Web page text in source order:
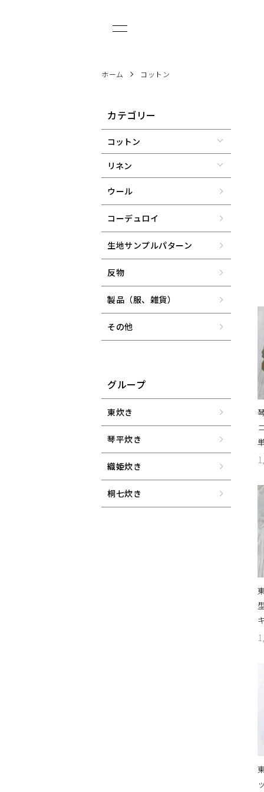
ホーム コットン
カテゴリー
コットン
リネン
ウール
コーデュロイ
生地サンプルパターン
反物
製品（服、雑貨）
その他
グループ
東炊き
琴平炊き
織姫炊き
桐七炊き